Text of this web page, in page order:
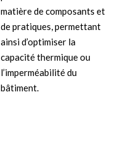
matière de composants et
de pratiques, permettant
ainsi d’optimiser la
capacité thermique ou
l’imperméabilité du
bâtiment.